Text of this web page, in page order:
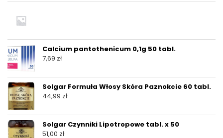
Calcium pantothenicum 0,1g 50 tabl.
7,69 zł
Solgar Formuła Włosy Skóra Paznokcie 60 tabl.
44,99 zł
Solgar Czynniki Lipotropowe tabl. x 50
51,00 zł